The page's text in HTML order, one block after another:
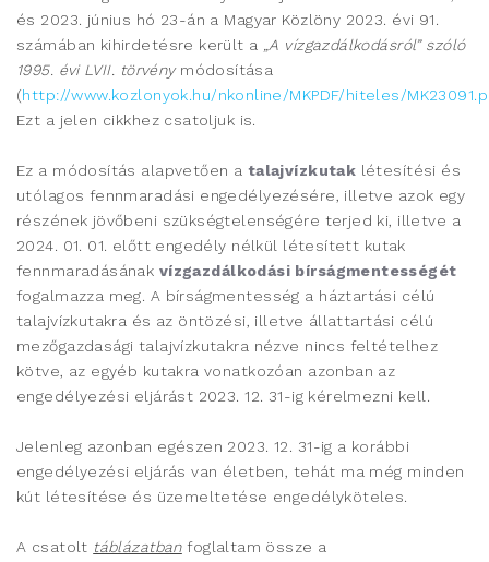
és 2023. június hó 23-án a Magyar Közlöny 2023. évi 91.
számában kihirdetésre került a
„A vízgazdálkodásról” szóló
1995. évi LVII. törvénymódosítása
(http://www.kozlonyok.hu/nkonline/MKPDF/hiteles/
Ezt a jelen cikkhez csatoljuk is.
Ez a módosítás alapvetően a talajvízkutak létesítési és
utólagos fennmaradási engedélyezésére, illetve azok egy
részének jövőbeni szükségtelenségére terjed ki, illetve a
2024. 01. 01. előtt engedély nélkül létesített kutak
fennmaradásának vízgazdálkodási bírságmentességét
fogalmazza meg. A bírságmentesség a háztartási célú
talajvízkutakra és az öntözési, illetve állattartási célú
mezőgazdasági talajvízkutakra nézve nincs feltételhez
kötve, az egyéb kutakra vonatkozóan azonban az
engedélyezési eljárást 2023. 12. 31-ig kérelmezni kell.
Jelenleg azonban egészen 2023. 12. 31-ig a korábbi
engedélyezési eljárás van életben, tehát ma még minden
kút létesítése és üzemeltetése engedélyköteles.
A csatolt táblázatbanfoglaltam össze a